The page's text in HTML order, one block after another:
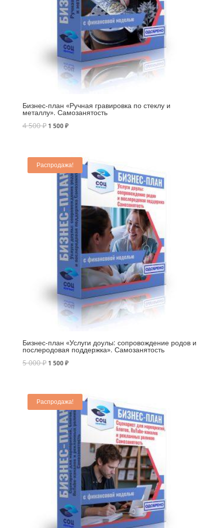
Бизнес-план «Ручная гравировка по стеклу и
металлу». Самозанятость
4 500₽ 1 500₽
Распродажа!
Бизнес-план «Услуги доулы: сопровождение родов и
послеродовая поддержка». Самозанятость
5 000₽ 1 500₽
Распродажа!